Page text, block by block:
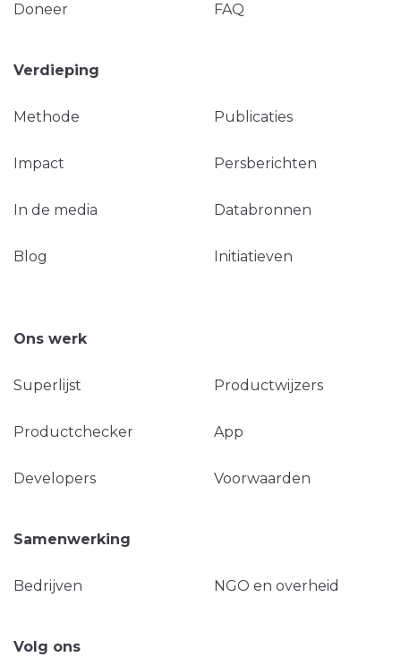
Doneer FAQ
Verdieping
Methode Publicaties
Impact Persberichten
In de media Databronnen
Blog Initiatieven
Ons werk
Superlijst Productwijzers
Productchecker App
Developers Voorwaarden
Samenwerking
Bedrijven NGO en overheid
Volg ons